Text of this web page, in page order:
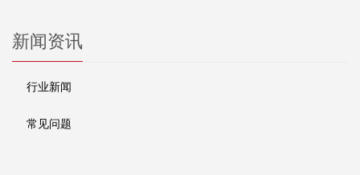
新闻资讯
行业新闻
常见问题